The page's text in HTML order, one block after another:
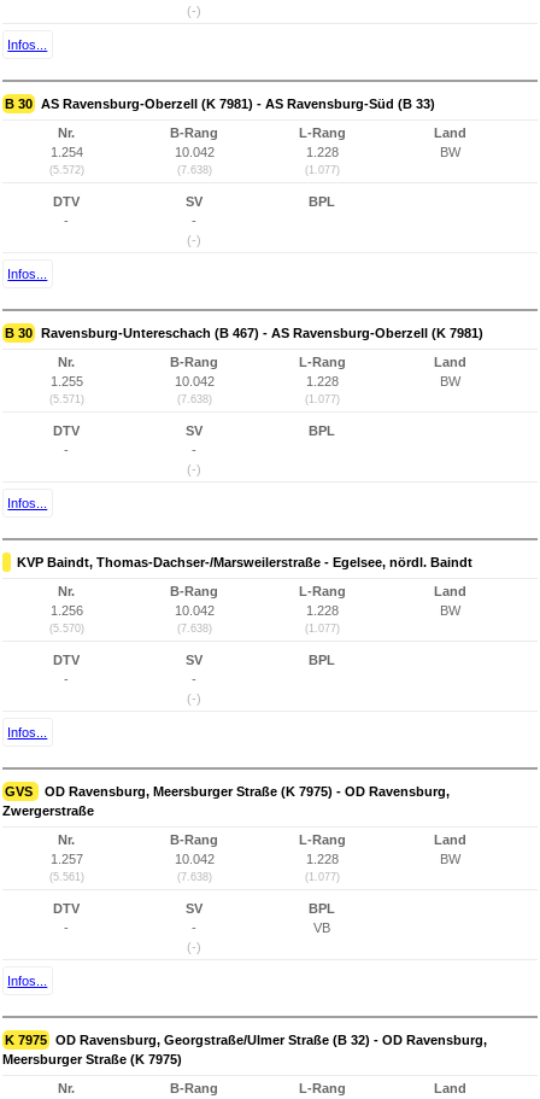
(-)
Infos...
B 30 AS Ravensburg-Oberzell (K 7981) - AS Ravensburg-Süd (B 33)
Nr.
1.254
(5.572)
B-Rang
10.042
(7.638)
L-Rang
1.228
(1.077)
Land
BW
DTV
-
SV
-
(-)
BPL
Infos...
B 30 Ravensburg-Untereschach (B 467) - AS Ravensburg-Oberzell (K 7981)
Nr.
1.255
(5.571)
B-Rang
10.042
(7.638)
L-Rang
1.228
(1.077)
Land
BW
DTV
-
SV
-
(-)
BPL
Infos...
KVP Baindt, Thomas-Dachser-/Marsweilerstraße - Egelsee, nördl. Baindt
Nr.
1.256
(5.570)
B-Rang
10.042
(7.638)
L-Rang
1.228
(1.077)
Land
BW
DTV
-
SV
-
(-)
BPL
Infos...
GVS
OD Ravensburg, Meersburger Straße (K 7975) - OD Ravensburg,
Zwergerstraße
Nr.
1.257
(5.561)
B-Rang
10.042
(7.638)
L-Rang
1.228
(1.077)
Land
BW
DTV
-
SV
-
(-)
BPL
VB
Infos...
K 7975 OD Ravensburg, Georgstraße/Ulmer Straße (B 32) - OD Ravensburg,
Meersburger Straße (K 7975)
Nr.
B-Rang
L-Rang
Land